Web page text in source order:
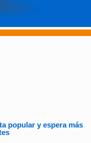
popular y espera más